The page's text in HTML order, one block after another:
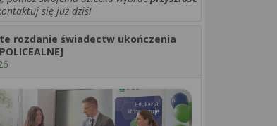
się już dziś!
rozdanie świadectw ukończenia